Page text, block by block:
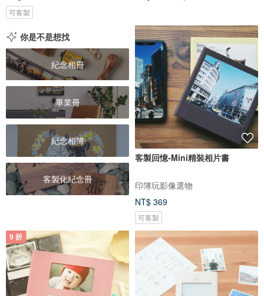
可客製
你是不是想找
紀念相冊
畢業冊
紀念相簿
客製化紀念冊
客製回憶-Mini精裝相片書
印簿玩影像選物
NT$ 369
可客製
9 折